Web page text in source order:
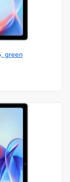
обратить
green